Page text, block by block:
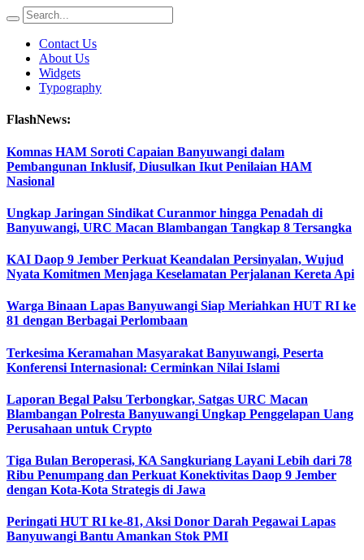
Contact Us
About Us
Widgets
Typography
FlashNews:
Komnas HAM Soroti Capaian Banyuwangi dalam
Pembangunan Inklusif, Diusulkan Ikut Penilaian HAM
Nasional
Ungkap Jaringan Sindikat Curanmor hingga Penadah di
Banyuwangi, URC Macan Blambangan Tangkap 8 Tersangka
KAI Daop 9 Jember Perkuat Keandalan Persinyalan, Wujud
Nyata Komitmen Menjaga Keselamatan Perjalanan Kereta Api
Warga Binaan Lapas Banyuwangi Siap Meriahkan HUT RI ke
81 dengan Berbagai Perlombaan
Terkesima Keramahan Masyarakat Banyuwangi, Peserta
Konferensi Internasional: Cerminkan Nilai Islami
Laporan Begal Palsu Terbongkar, Satgas URC Macan
Blambangan Polresta Banyuwangi Ungkap Penggelapan Uang
Perusahaan untuk Crypto
Tiga Bulan Beroperasi, KA Sangkuriang Layani Lebih dari 78
Ribu Penumpang dan Perkuat Konektivitas Daop 9 Jember
dengan Kota-Kota Strategis di Jawa
Peringati HUT RI ke-81, Aksi Donor Darah Pegawai Lapas
Banyuwangi Bantu Amankan Stok PMI